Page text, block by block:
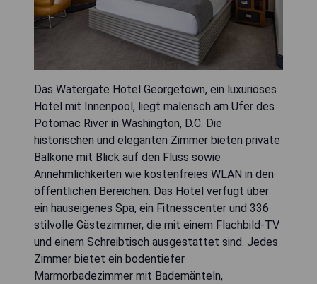
Das Watergate Hotel Georgetown, ein luxuriöses
Hotel mit Innenpool, liegt malerisch am Ufer des
Potomac River in Washington, D.C. Die
historischen und eleganten Zimmer bieten private
Balkone mit Blick auf den Fluss sowie
Annehmlichkeiten wie kostenfreies WLAN in den
öffentlichen Bereichen. Das Hotel verfügt über
ein hauseigenes Spa, ein Fitnesscenter und 336
stilvolle Gästezimmer, die mit einem Flachbild-TV
und einem Schreibtisch ausgestattet sind. Jedes
Zimmer bietet ein bodentiefer
Marmorbadezimmer mit Bademänteln,